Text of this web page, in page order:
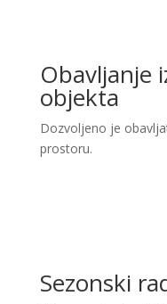
Obavljanje
objekta
Dozvoljeno je
prostoru.
Sezonski